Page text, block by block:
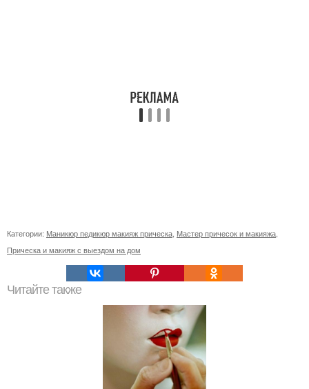
Категории: Маникюр педикюр макияж прическа Мастер причесок и макияжа
Прическа и макияж с выездом на дом
Читайте также